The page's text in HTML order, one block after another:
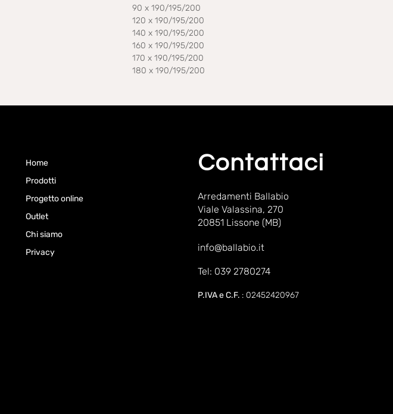
90 x 190/195/200
120 x 190/195/200
140 x 190/195/200
160 x 190/195/200
170 x 190/195/200
180 x 190/195/200
Home
Prodotti
Progetto online
Outlet
Chi siamo
Privacy
Contattaci
Arredamenti Ballabio
Viale Valassina, 270
20851 Lissone (MB)
info@ballabio.it
Tel: 039 2780274
P.IVA e C.F. : 02452420967